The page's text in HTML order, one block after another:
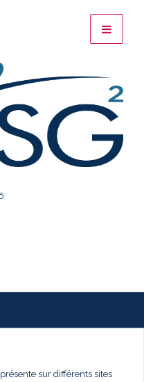
sur différents sites